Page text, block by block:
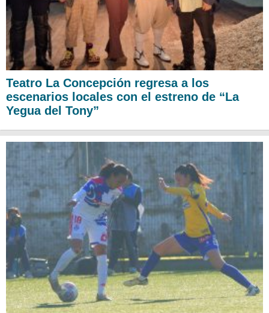
Teatro La Concepción regresa a los
escenarios locales con el estreno de “La
Yegua del Tony”